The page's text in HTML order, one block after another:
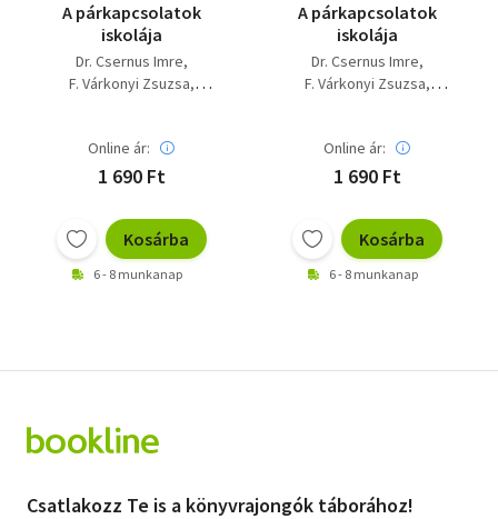
A párkapcsolatok
iskolája
Dr. Csernus Imre
F. Várkonyi Zsuzsa
Sz. Mikus Edit
Szendi Gábor
Vekerdy Tamás
Online ár:
1 690 Ft
Kosárba
6 - 8 munkanap
A párkapcsolatok
iskolája
Dr. Csernus Imre
F. Várkonyi Zsuzsa
Sz. Mikus Edit
Szendi Gábor
Vekerdy Tamás
Online ár:
1 690 Ft
Kosárba
6 - 8 munkanap
Csatlakozz Te is a könyvrajongók táborához!